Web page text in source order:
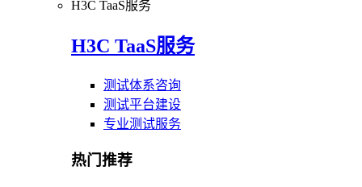
H3C TaaS服务
H3C TaaS服务
测试体系咨询
测试平台建设
专业测试服务
热门推荐